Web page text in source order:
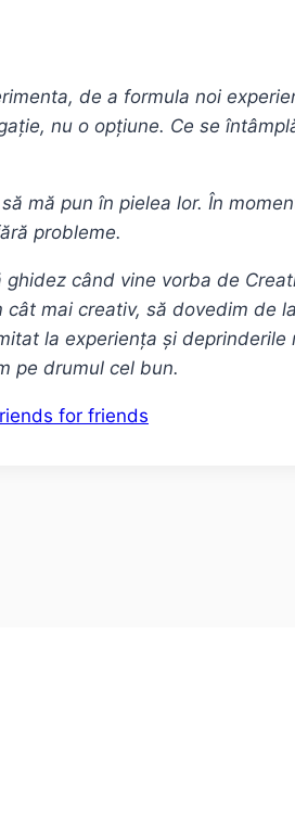
de a formula noi
nu o opțiune. Ce se
mă pun în pielea lor. În
probleme.
când vine vorba de
mai creativ, să dovedim de
la experiența și
pe drumul cel bun.
for friends